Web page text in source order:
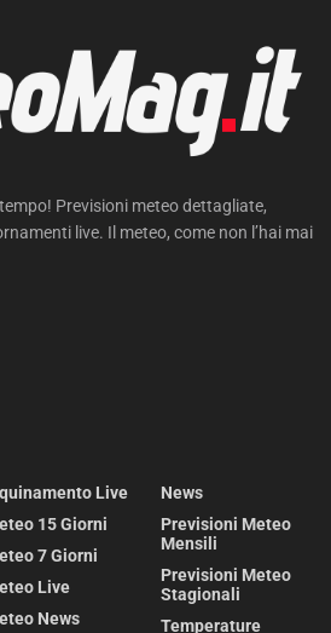
Previsioni meteo dettagliate,
live. Il meteo, come non l’hai mai
Live
15 Giorni
7 Giorni
Live
News
News
Previsioni Meteo
Mensili
Previsioni Meteo
Stagionali
Temperature